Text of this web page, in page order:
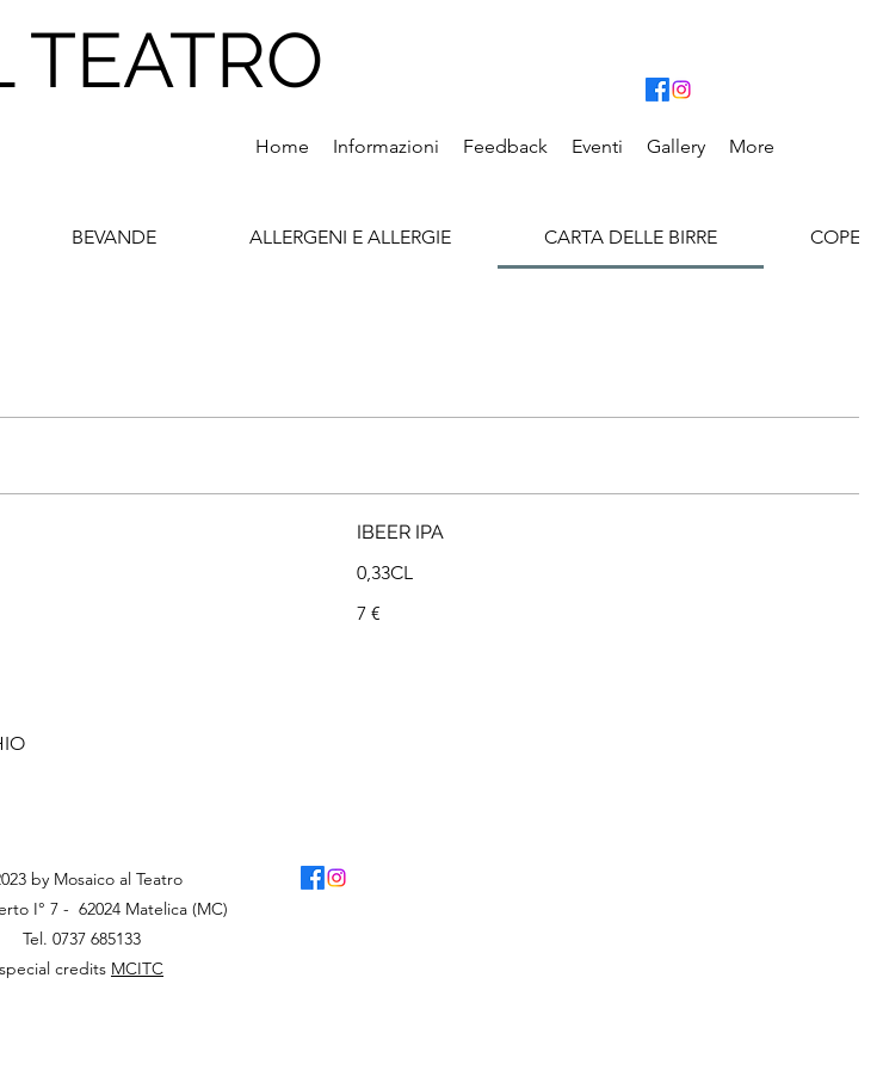
Home Informazioni Feedback Eventi Gallery More
TEATRO
BEVANDE ALLERGENI E ALLERGIE CARTA DELLE BIRRE
IBEER IPA
0,33CL
7 €
by Mosaico al Teatro
I° 7 - 62024 Matelica (MC)
Tel. 0737 685133
special credits MCITC